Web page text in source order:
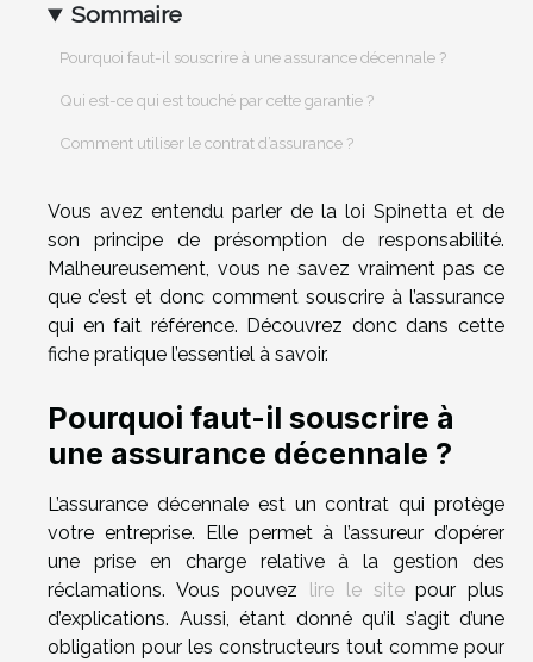
Sommaire
Pourquoi faut-il souscrire à une assurance décennale ?
Qui est-ce qui est touché par cette garantie ?
Comment utiliser le contrat d’assurance ?
Vous avez entendu parler de la loi Spinetta et de
son principe de présomption de responsabilité.
Malheureusement, vous ne savez vraiment pas ce
que c’est et donc comment souscrire à l’assurance
qui en fait référence. Découvrez donc dans cette
fiche pratique l’essentiel à savoir.
Pourquoi faut-il souscrire à
une assurance décennale ?
L’assurance décennale est un contrat qui protège
votre entreprise. Elle permet à l’assureur d’opérer
une prise en charge relative à la gestion des
réclamations. Vous pouvez lire le sitepour plus
d’explications. Aussi, étant donné qu’il s’agit d’une
obligation pour les constructeurs tout comme pour